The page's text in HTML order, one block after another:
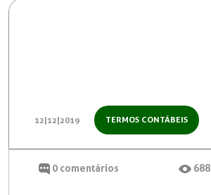
12|12|2019 TERMOS CONTÁBEIS
0 comentários 688